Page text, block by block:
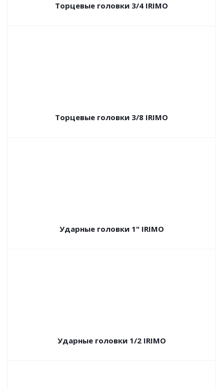
Торцевые головки 3/4 IRIMO
Торцевые головки 3/8 IRIMO
Ударные головки 1" IRIMO
Ударные головки 1/2 IRIMO